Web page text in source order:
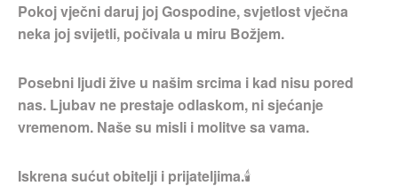
Pokoj vječni daruj joj Gospodine, svjetlost vječna
neka joj svijetli, počivala u miru Božjem.
Posebni ljudi žive u našim srcima i kad nisu pored
nas. Ljubav ne prestaje odlaskom, ni sjećanje
vremenom. Naše su misli i molitve sa vama.
Iskrena sućut obitelji i prijateljima.🕯